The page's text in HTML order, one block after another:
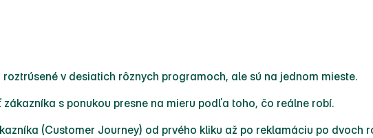
roztrúsené v desiatich rôznych programoch, ale sú na jednom mieste.
zákazníka s ponukou presne na mieru podľa toho, čo reálne robí.
(Customer Journey) od prvého kliku až po reklamáciu po dvoch